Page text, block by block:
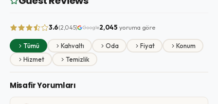
3.6(2,045) Google2,045 yoruma göre
Tümü Kahvaltı Oda Fiyat
Konum
Hizmet
Temizlik
Misafir Yorumları